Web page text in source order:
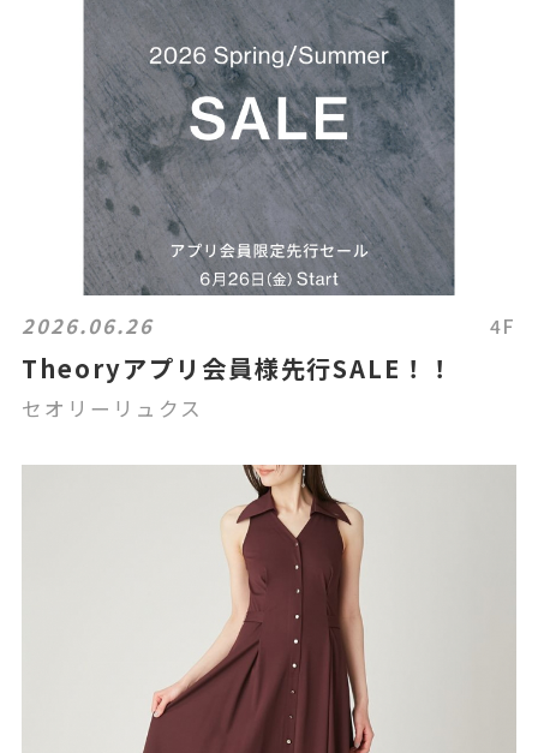
2026.06.26 4F
Theoryアプリ会員様先行SALE！！
セオリーリュクス